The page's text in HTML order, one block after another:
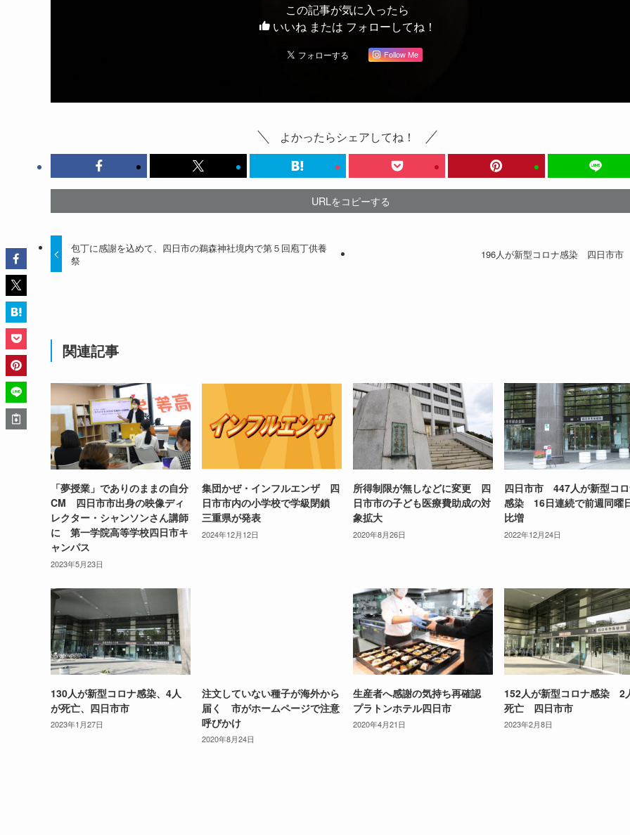
この記事が気に入ったら
いいね または フォローしてね！
Follow Me
よかったらシェアしてね！
URLをコピーする
包丁に感謝を込めて、四日市の鵜森神社境内で第５回庖丁供養
祭
196人が新型コロナ感染 四日市市
関連記事
「夢授業」でありのままの自分
CM 四日市市出身の映像ディ
レクター・シャンソンさん講師
に 第一学院高等学校四日市キ
ャンパス
2023年5月23日
集団かぜ・インフルエンザ 四
日市市内の小学校で学級閉鎖
三重県が発表
2024年12月12日
所得制限が無しなどに変更 四
日市市の子ども医療費助成の対
象拡大
2020年8月26日
四日市市 447人が新型コ
感染 16日連続で前週同曜
比増
2022年12月24日
130人が新型コロナ感染、4人
が死亡、四日市市
2023年1月27日
注文していない種子が海外から
届く 市がホームページで注意
呼びかけ
2020年8月24日
生産者へ感謝の気持ち再確認
プラトンホテル四日市
2020年4月21日
152人が新型コロナ感染 2
死亡 四日市市
2023年2月8日